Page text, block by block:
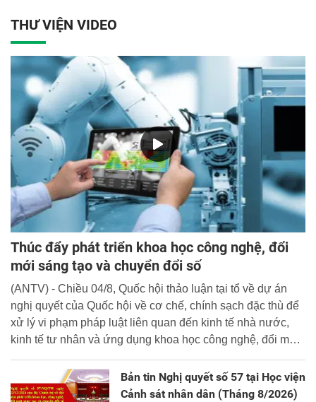
THƯ VIỆN VIDEO
Thúc đẩy phát triển khoa học công nghệ, đổi
mới sáng tạo và chuyển đổi số
(ANTV) - Chiều 04/8, Quốc hội thảo luận tại tổ về dự án
nghị quyết của Quốc hội về cơ chế, chính sạch đặc thù để
xử lý vi phạm pháp luật liên quan đến kinh tế nhà nước,
kinh tế tư nhân và ứng dụng khoa học công nghệ, đổi mới
sáng tạo và chuyển đổi số.
Bản tin Nghị quyết số 57 tại Học viện
Cảnh sát nhân dân (Tháng 8/2026)